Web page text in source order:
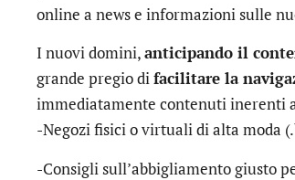
online a news e informazioni sulle
I nuovi domini,anticipando il
grande pregio difacilitare la
immediatamente contenuti inerenti
-Negozi fisici o virtuali di alta moda
-Consigli sull’abbigliamento giusto